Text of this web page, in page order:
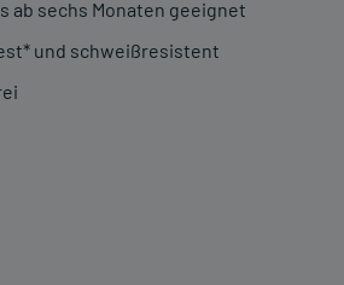
ab sechs Monaten geeignet
und schweißresistent